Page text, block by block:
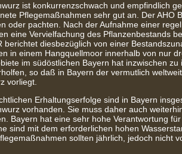
ist konkurrenzschwach und empfindlich
Pflegemaßnahmen sehr gut an. Der AHO
oder pachten. Nach der Aufnahme einer
eine Vervielfachung des Pflanzenbestands
berichtet diesbezüglich von einer
in einem Hangquellmoor innerhalb von nur
im südöstlichen Bayern hat inzwischen zu
so daß in Bayern der vermutlich
vorliegt.
Erhaltungserfolge sind in Bayern
vorhanden. Sie muss daher auch
Bayern hat eine sehr hohe Verantwortung
sind mit dem erforderlichen hohen
sollten jährlich, jedoch nicht